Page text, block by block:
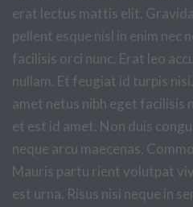
erat lectus mattis elit.
pellent esque nisl in enim nec
facilisis orci nunc. Erat leo
nullam. Et feugiat id turpis
amet netus nibh eget facilisis
et est id amet. Non duis
neque arcu maecenas.
Mauris partu rient volutpat
est urna. Risus nisi neque in